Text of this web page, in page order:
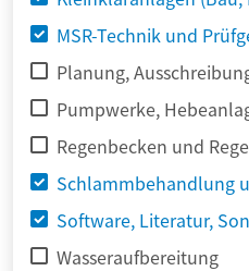
MSR-Technik und
Planung,
Pumpwerke,
Regenbecken und
Schlammbehandlung
Software, Literatur,
Wasseraufbereitung